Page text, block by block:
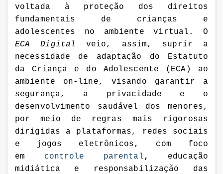
voltada à proteção dos direitos
fundamentais de crianças e
adolescentes no ambiente virtual. O
ECA Digital
veio, assim, suprir a
necessidade de adaptação do Estatuto
da Criança e do Adolescente (ECA) ao
ambiente on-line, visando garantir a
segurança, a privacidade e o
desenvolvimento saudável
dos menores,
por meio de regras mais rigorosas
dirigidas a plataformas, redes sociais
e jogos eletrônicos, com foco
em controle parental, educação
midiática e responsabilização das